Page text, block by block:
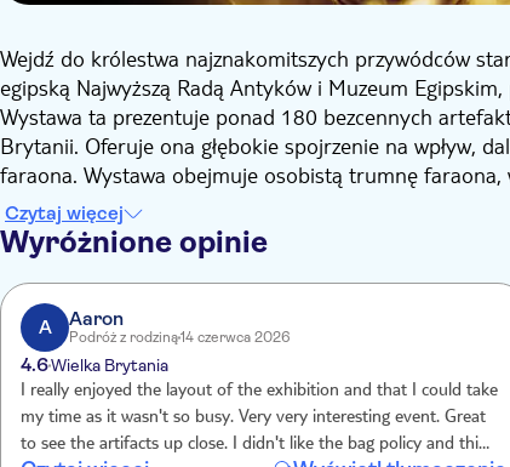
Wejdź do królestwa najznakomitszych przywódców
egipską Najwyższą Radą Antyków i Muzeum
Wystawa ta prezentuje ponad 180 bezcennych
Brytanii. Oferuje ona głębokie spojrzenie na wpływ,
faraona. Wystawa obejmuje osobistą trumnę
które przenoszą Cię ponad 3000 lat wstecz.
Tego kulturalnego spektaklu nie można przegapić. Po
Tokio, teraz zdobi Neon w Battersea Power Station.
Czytaj więcej
Wyróżnione opinie
A Aaron
Podróż z rodziną14 czerwca 2026
4.6Wielka Brytania
I really enjoyed the layout of the exhibition and that I could take
my time as it wasn't so busy. Very very interesting event. Great
to see the artifacts up close. I didn't like the bag policy and think